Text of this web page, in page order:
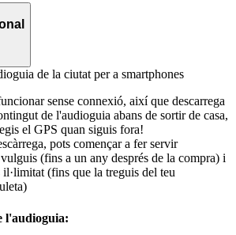
de la ciutat per a smartphones
sense connexió, així que descarrega
de l'audioguia abans de sortir de casa,
el GPS quan siguis fora!
pots començar a fer servir
(fins a un any després de la compra) i
(fins que la treguis del teu
l'audioguia: